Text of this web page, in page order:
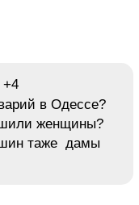
+4
в Одессе?
женщины?
таже дамы